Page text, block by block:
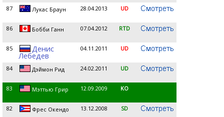
87 Лукас Браун 28.04.2013 UD
86 Бобби Ганн 07.04.2012 RTD
85 Денис
Лебедев
04.11.2011 UD
84 Дэймон Рид 24.02.2011 UD
83 Мэттью Грир 12.09.2009 KO
82 Фрес Окендо 13.12.2008 SD